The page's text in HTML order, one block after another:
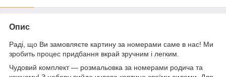
Опис
Раді, що Ви замовляєте картину за номерами саме в нас! Ми
зробить процес придбання вкрай зручним і легким.
Чудовий комплект — розмальовка за номерами родича та